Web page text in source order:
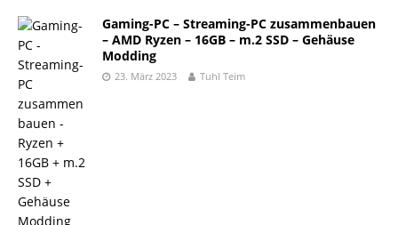
Gaming-PC – Streaming-PC zusammenbauen
– AMD Ryzen – 16GB – m.2 SSD – Gehäuse
Modding
23. März 2023 Tuhl Teim